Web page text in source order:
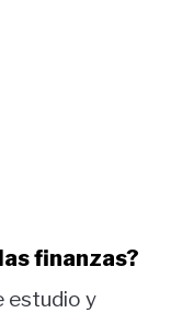
finanzas?
estudio y